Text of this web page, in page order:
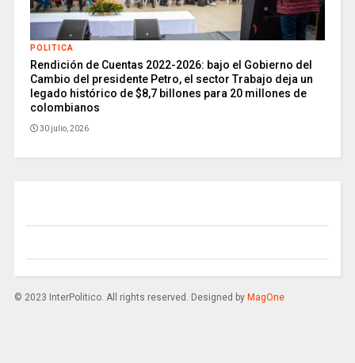
POLITICA
Rendición de Cuentas 2022-2026: bajo el Gobierno del
Cambio del presidente Petro, el sector Trabajo deja un
legado histórico de $8,7 billones para 20 millones de
colombianos
30 julio, 2026
© 2023 InterPolitico. All rights reserved. Designed by MagOne